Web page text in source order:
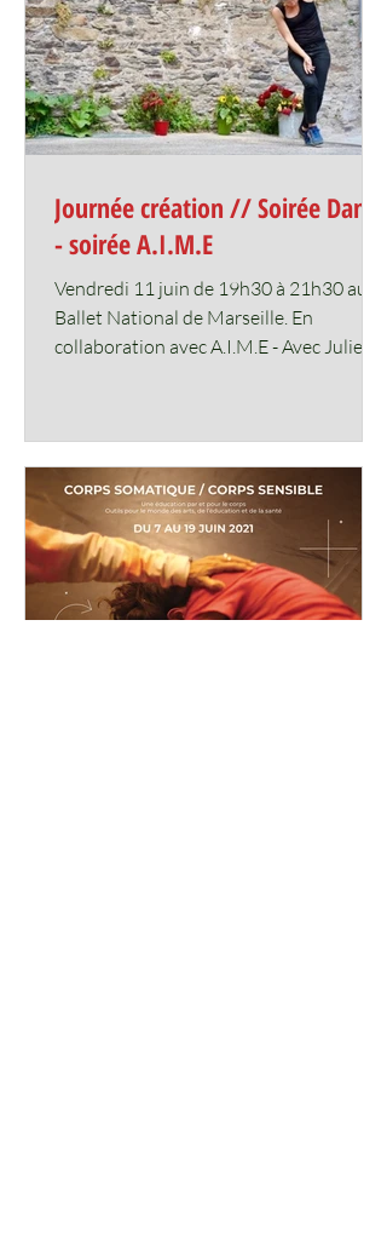
Journée création // Soirée Danse
- soirée A.I.M.E
Vendredi 11 juin de 19h30 à 21h30 au
Ballet National de Marseille. En
collaboration avec A.I.M.E - Avec Julie